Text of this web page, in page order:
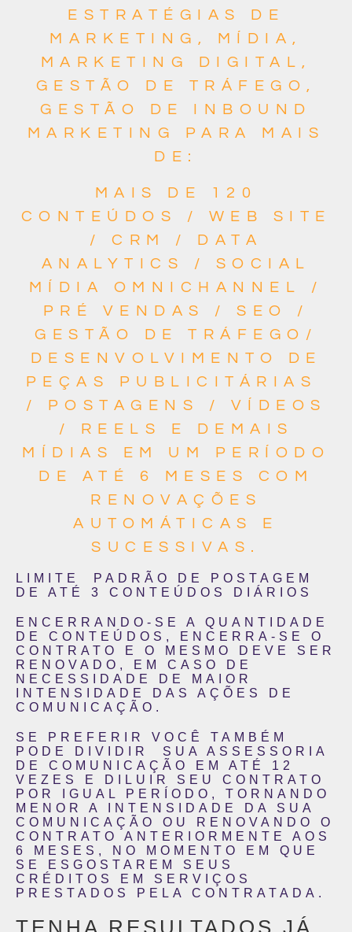
ESTRATÉGIAS DE
MARKETING, MÍDIA,
MARKETING DIGITAL,
GESTÃO DE TRÁFEGO,
GESTÃO DE INBOUND
MARKETING PARA MAIS
DE:
MAIS DE 120
CONTEÚDOS / WEB SITE
/ CRM / DATA
ANALYTICS / SOCIAL
MÍDIA OMNICHANNEL /
PRÉ VENDAS / SEO /
GESTÃO DE TRÁFEGO/
DESENVOLVIMENTO DE
PEÇAS PUBLICITÁRIAS
/ POSTAGENS / VÍDEOS
/ REELS E DEMAIS
MÍDIAS EM UM PERÍODO
DE ATÉ 6 MESES COM
RENOVAÇÕES
AUTOMÁTICAS E
SUCESSIVAS.
LIMITE PADRÃO DE POSTAGEM
DE ATÉ 3 CONTEÚDOS DIÁRIOS
ENCERRANDO-SE A QUANTIDADE
DE CONTEÚDOS, ENCERRA-SE O
CONTRATO E O MESMO DEVE SER
RENOVADO, EM CASO DE
NECESSIDADE DE MAIOR
INTENSIDADE DAS AÇÕES DE
COMUNICAÇÃO.
SE PREFERIR VOCÊ TAMBÉM
PODE DIVIDIR SUA ASSESSORIA
DE COMUNICAÇÃO EM ATÉ 12
VEZES E DILUIR SEU CONTRATO
POR IGUAL PERÍODO, TORNANDO
MENOR A INTENSIDADE DA SUA
COMUNICAÇÃO OU RENOVANDO O
CONTRATO ANTERIORMENTE AOS
6 MESES, NO MOMENTO EM QUE
SE ESGOSTAREM SEUS
CRÉDITOS EM SERVIÇOS
PRESTADOS PELA CONTRATADA.
TENHA RESULTADOS JÁ